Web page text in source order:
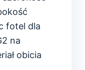
fotel dla
na
obicia